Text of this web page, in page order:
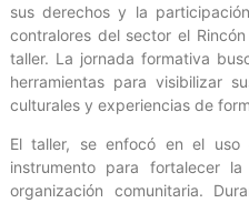
sus derechos y la
contralores del sector el
taller. La jornada formativa
herramientas para visibilizar
culturales y experiencias de
El taller, se enfocó en el uso
instrumento para fortalecer
organización comunitaria.